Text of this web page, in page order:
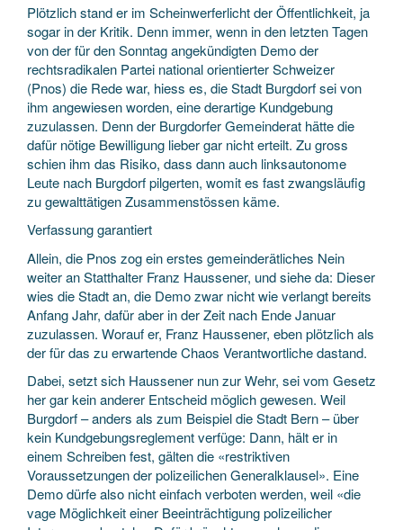
Plötzlich stand er im Scheinwerferlicht der Öffentlichkeit, ja
sogar in der Kritik. Denn immer, wenn in den letzten Tagen
von der für den Sonntag angekündigten Demo der
rechtsradikalen Partei national orientierter Schweizer
(Pnos) die Rede war, hiess es, die Stadt Burgdorf sei von
ihm angewiesen worden, eine derartige Kundgebung
zuzulassen. Denn der Burgdorfer Gemeinderat hätte die
dafür nötige Bewilligung lieber gar nicht erteilt. Zu gross
schien ihm das Risiko, dass dann auch linksautonome
Leute nach Burgdorf pilgerten, womit es fast zwangsläufig
zu gewalttätigen Zusammenstössen käme.
Verfassung garantiert
Allein, die Pnos zog ein erstes gemeinderätliches Nein
weiter an Statthalter Franz Haussener, und siehe da: Dieser
wies die Stadt an, die Demo zwar nicht wie verlangt bereits
Anfang Jahr, dafür aber in der Zeit nach Ende Januar
zuzulassen. Worauf er, Franz Haussener, eben plötzlich als
der für das zu erwartende Chaos Verantwortliche dastand.
Dabei, setzt sich Haussener nun zur Wehr, sei vom Gesetz
her gar kein anderer Entscheid möglich gewesen. Weil
Burgdorf – anders als zum Beispiel die Stadt Bern – über
kein Kundgebungsreglement verfüge: Dann, hält er in
einem Schreiben fest, gälten die «restriktiven
Voraussetzungen der polizeilichen Generalklausel». Eine
Demo dürfe also nicht einfach verboten werden, weil «die
vage Möglichkeit einer Beeinträchtigung polizeilicher